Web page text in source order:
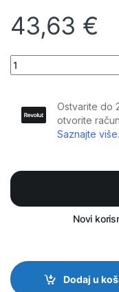
43,63 €
Plugger - Kabel
Dodaj u